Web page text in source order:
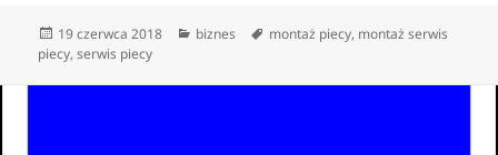
Data
publikacji
19 czerwca 2018 Kategorie
biznes Tagi
montaż piecy, montaż serwis
piecy,serwis piecy